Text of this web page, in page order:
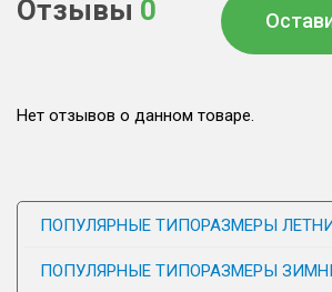
Отзывы 0
Нет отзывов о данном товаре.
ПОПУЛЯРНЫЕ ТИПОРАЗМЕРЫ
ПОПУЛЯРНЫЕ ТИПОРАЗМЕРЫ